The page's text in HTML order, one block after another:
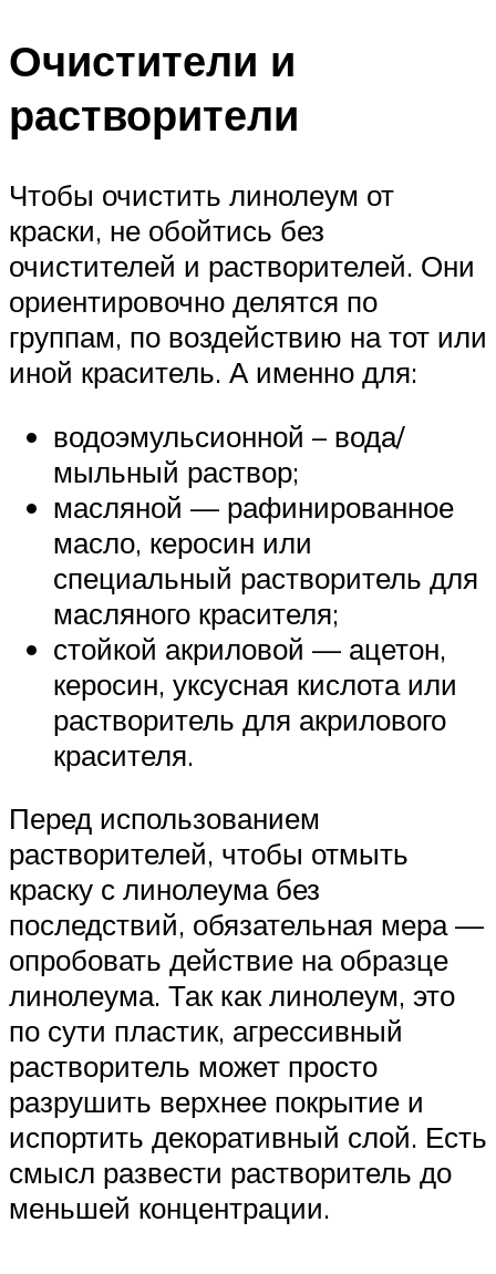
Очистители и
растворители
Чтобы очистить линолеум от
краски, не обойтись без
очистителей и растворителей. Они
ориентировочно делятся по
группам, по воздействию на тот или
иной краситель. А именно для:
водоэмульсионной – вода/
мыльный раствор;
масляной — рафинированное
масло, керосин или
специальный растворитель для
масляного красителя;
стойкой акриловой — ацетон,
керосин, уксусная кислота или
растворитель для акрилового
красителя.
Перед использованием
растворителей, чтобы отмыть
краску с линолеума без
последствий, обязательная мера —
опробовать действие на образце
линолеума. Так как линолеум, это
по сути пластик, агрессивный
растворитель может просто
разрушить верхнее покрытие и
испортить декоративный слой. Есть
смысл развести растворитель до
меньшей концентрации.